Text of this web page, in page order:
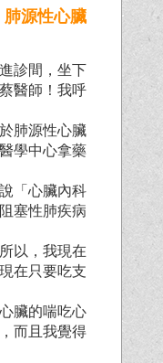
源性心臟
診間，坐下
醫師！我呼
肺源性心臟
學中心拿藥
「心臟內科
塞性肺疾病
以，我現在
在只要吃支
臟的喘吃心
而且我覺得